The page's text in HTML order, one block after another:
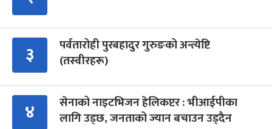
३
पर्वतारोही पुरबहादुर गुरुङको अन्त्येष्टि
(तस्वीरहरू)
४
सेनाको नाइटभिजन हेलिकप्टर : भीआईपीका
लागि उड्छ, जनताको ज्यान बचाउन उड्दैन